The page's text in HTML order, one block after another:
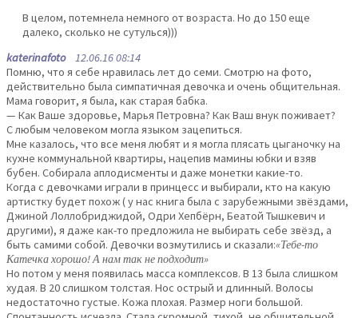
В целом, потемнела немного от возраста. Но до 150 еще
далеко, сколько не сутулься)))
katerinafoto12.06.16 08:14
Помню, что я себе нравилась лет до семи. Смотрю на фото,
действительно была симпатичная девочка и очень общительная.
Мама говорит, я была, как старая бабка.
— Как Ваше здоровье, Марья Петровна? Как Ваш внук поживает?
С любым человеком могла языком зацепиться.
Мне казалось, что все меня любят и я могла плясать цыганочку на
кухне коммунальной квартиры, нацепив мамины юбки и взяв
бубен. Собирала аплодисменты и даже монетки какие-то.
Когда с девочками играли в принцесс и выбирали, кто на какую
артистку будет похож ( у нас книга была с зарубежными звёздами,
Джиной Лоллобриджидой, Одри Хепбёрн, Беатой Тышкевич и
другими), я даже как-то предложила не выбирать себе звёзд, а
быть самими собой. Девочки возмутились и сказали:«Тебе-то
Катечка хорошо! А нам так не подходит»
Но потом у меня появилась масса комплексов. В 13 была слишком
худая. В 20 слишком толстая. Нос острый и длинный. Волосы
недостаточно густые. Кожа плохая. Размер ноги большой.